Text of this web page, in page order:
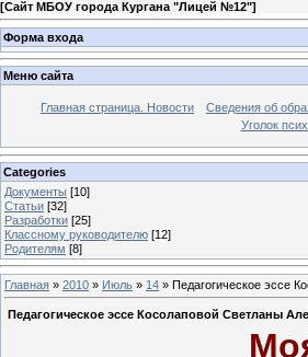
[Сайт МБОУ города Кургана "Лицей №12"]
Форма входа
Меню сайта
Главная страница. Новости Сведения об
Уголок
Categories
Документы [10]
Статьи [32]
Разработки [25]
Классному руководителю [12]
Родителям [8]
Главная » 2010 » Июль » 14 » Педагогическое эссе
Педагогическое эссе Косолаповой Светланы